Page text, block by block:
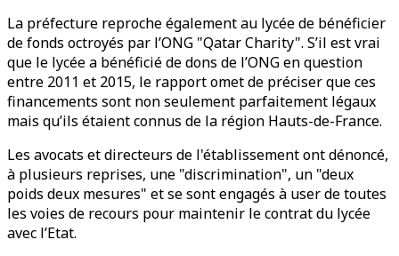
La préfecture reproche également au lycée de bénéficier
de fonds octroyés par l’ONG "Qatar Charity". S’il est vrai
que le lycée a bénéficié de dons de l’ONG en question
entre 2011 et 2015, le rapport omet de préciser que ces
financements sont non seulement parfaitement légaux
mais qu’ils étaient connus de la région Hauts-de-France.
Les avocats et directeurs de l'établissement ont dénoncé,
à plusieurs reprises, une "discrimination", un "deux
poids deux mesures" et se sont engagés à user de toutes
les voies de recours pour maintenir le contrat du lycée
avec l’Etat.